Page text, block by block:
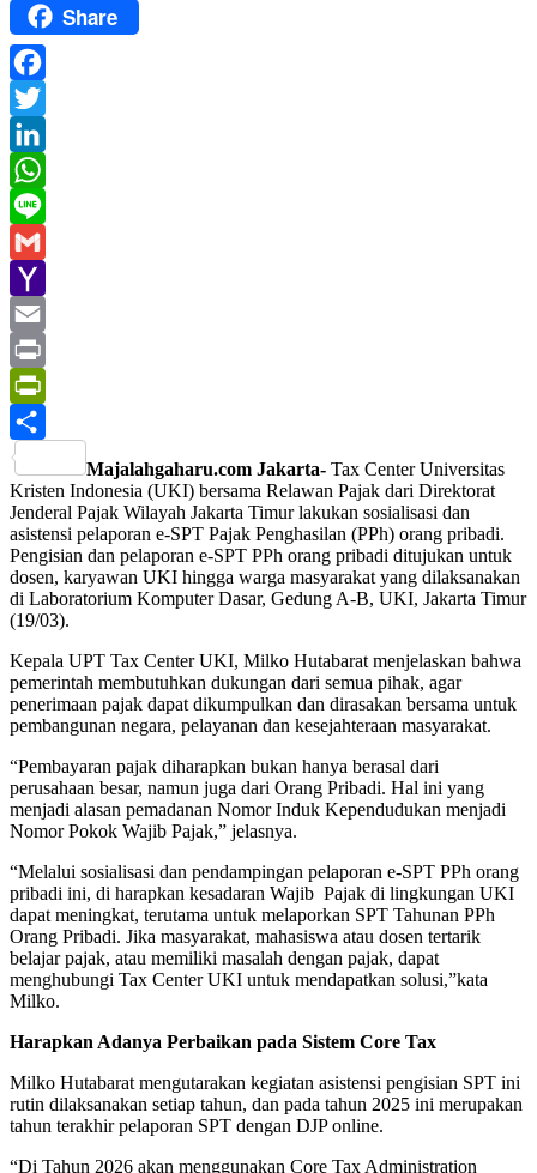
Share
Facebook
Twitter
LinkedIn
WhatsApp
Line
Gmail
Yahoo
Mail
Email
Print
PrintFriendly
Share
Majalahgaharu.com Jakarta- Tax Center Universitas
Kristen Indonesia (UKI) bersama Relawan Pajak dari Direktorat
Jenderal Pajak Wilayah Jakarta Timur lakukan sosialisasi dan
asistensi pelaporan e-SPT Pajak Penghasilan (PPh) orang pribadi.
Pengisian dan pelaporan e-SPT PPh orang pribadi ditujukan untuk
dosen, karyawan UKI hingga warga masyarakat yang dilaksanakan
di Laboratorium Komputer Dasar, Gedung A-B, UKI, Jakarta Timur
(19/03).
Kepala UPT Tax Center UKI, Milko Hutabarat menjelaskan bahwa
pemerintah membutuhkan dukungan dari semua pihak, agar
penerimaan pajak dapat dikumpulkan dan dirasakan bersama untuk
pembangunan negara, pelayanan dan kesejahteraan masyarakat.
“Pembayaran pajak diharapkan bukan hanya berasal dari
perusahaan besar, namun juga dari Orang Pribadi. Hal ini yang
menjadi alasan pemadanan Nomor Induk Kependudukan menjadi
Nomor Pokok Wajib Pajak,” jelasnya.
“Melalui sosialisasi dan pendampingan pelaporan e-SPT PPh orang
pribadi ini, di harapkan kesadaran Wajib Pajak di lingkungan UKI
dapat meningkat, terutama untuk melaporkan SPT Tahunan PPh
Orang Pribadi. Jika masyarakat, mahasiswa atau dosen tertarik
belajar pajak, atau memiliki masalah dengan pajak, dapat
menghubungi Tax Center UKI untuk mendapatkan solusi,”kata
Milko.
Harapkan Adanya Perbaikan pada Sistem Core Tax
Milko Hutabarat mengutarakan kegiatan asistensi pengisian SPT ini
rutin dilaksanakan setiap tahun, dan pada tahun 2025 ini merupakan
tahun terakhir pelaporan SPT dengan DJP online.
“Di Tahun 2026 akan menggunakan Core Tax Administration